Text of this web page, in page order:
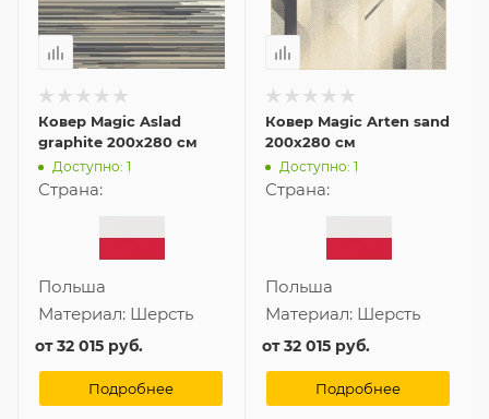
Ковер Magic Aslad
graphite 200x280 см
Доступно: 1
Страна:
Польша
Материал: Шерсть
от32 015 руб.
Подробнее
Ковер Magic Arten sand
200x280 см
Доступно: 1
Страна:
Польша
Материал: Шерсть
от32 015 руб.
Подробнее